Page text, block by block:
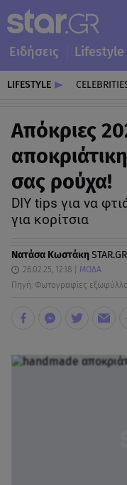
Ειδήσεις Lifestyle
LIFESTYLE
Απόκριες
σας ρούχα!
DIY tips για να
για κορίτσια
Νατάσα ΚωστάκηSTAR.GR
26.02.25, 12:18
ΜΟΔΑ
Πηγή: Φωτογραφίες